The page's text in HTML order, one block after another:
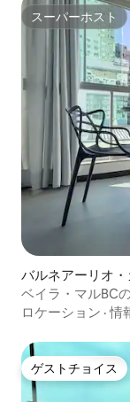
スーパーホスト
スーパーホスト
バルネアーリオ
パート
ベイラ・マルBC
ロケーション ·情
ゲストチョイス
ゲストチョイス